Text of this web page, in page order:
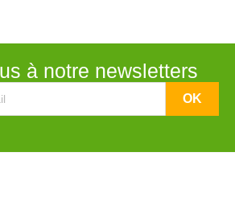
à notre newsletters